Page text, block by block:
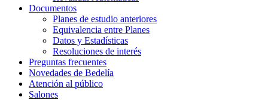
Documentos
Planes de estudio anteriores
Equivalencia entre Planes
Datos y Estadísticas
Resoluciones de interés
Preguntas frecuentes
Novedades de Bedelía
Atención al público
Salones